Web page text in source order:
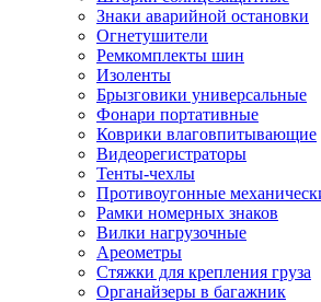
Знаки аварийной остановки
Огнетушители
Ремкомплекты шин
Изоленты
Брызговики универсальные
Фонари портативные
Коврики влаговпитывающие
Видеорегистраторы
Тенты-чехлы
Противоугонные
Рамки номерных знаков
Вилки нагрузочные
Ареометры
Стяжки для крепления груза
Органайзеры в багажник